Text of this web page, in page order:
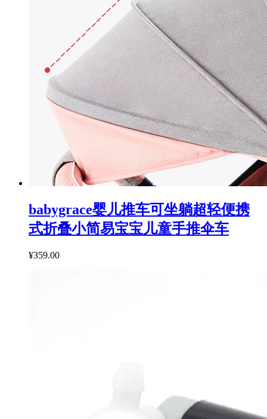
babygrace婴儿推车可坐躺超轻便携
式折叠小简易宝宝儿童手推伞车
¥359.00